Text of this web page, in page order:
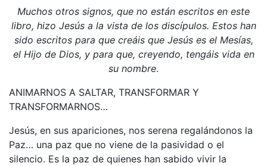
Muchos otros signos, que no están escritos en este
libro, hizo Jesús a la vista de los discípulos. Estos han
sido escritos para que creáis que Jesús es el Mesías,
el Hijo de Dios, y para que, creyendo, tengáis vida en
su nombre.
ANIMARNOS A SALTAR, TRANSFORMAR Y
TRANSFORMARNOS…
Jesús, en sus apariciones, nos serena regalándonos la
Paz… una paz que no viene de la pasividad o el
silencio. Es la paz de quienes han sabido vivir la